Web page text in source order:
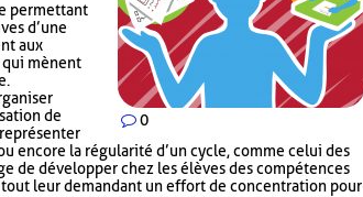
0
permettant
d’une
aux
qui mènent
de
encore la régularité d’un cycle, comme celui des
de développer chez les élèves des compétences
leur demandant un effort de concentration pour